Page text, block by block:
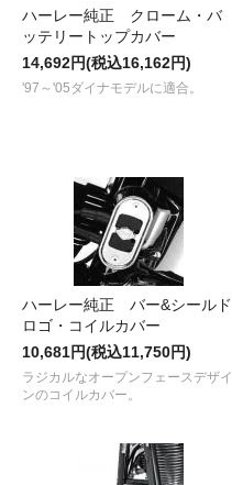
ハーレー純正 クローム・バ
ッテリートップカバー
14,692円(税込16,162円)
'97～'05ダイナモデルに適合。
ハーレー純正 バー&シールド
ロゴ・コイルカバー
10,681円(税込11,750円)
ラジカルなオープンフェースデザイ
ンのコイルカバー。